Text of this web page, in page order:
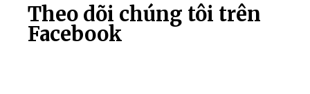
Theo dõi chúng tôi trên
Facebook